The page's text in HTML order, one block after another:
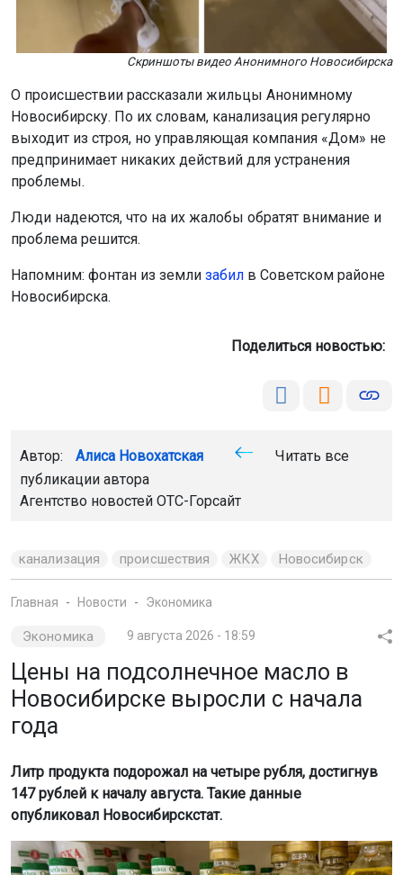
Скриншоты видео Анонимного Новосибирска
О происшествии рассказали жильцы Анонимному
Новосибирску. По их словам, канализация регулярно
выходит из строя, но управляющая компания «Дом» не
предпринимает никаких действий для устранения
проблемы.
Люди надеются, что на их жалобы обратят внимание и
проблема решится.
Напомним: фонтан из земли забил в Советском районе
Новосибирска.
Поделиться новостью:
Автор: Алиса Новохатская
Читать все
публикации автора
Агентство новостей ОТС-Горсайт
канализация происшествия ЖКХ Новосибирск
Главная Новости Экономика
Экономика 9 августа 2026 - 18:59
Цены на подсолнечное масло в
Новосибирске выросли с начала
года
Литр продукта подорожал на четыре рубля, достигнув
147 рублей к началу августа. Такие данные
опубликовал Новосибирскстат.